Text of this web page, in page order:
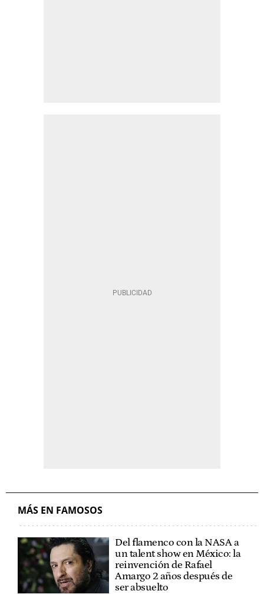
MÁS EN FAMOSOS
Del flamenco con la NASA a
un talent show en México: la
reinvención de Rafael
Amargo 2 años después de
ser absuelto